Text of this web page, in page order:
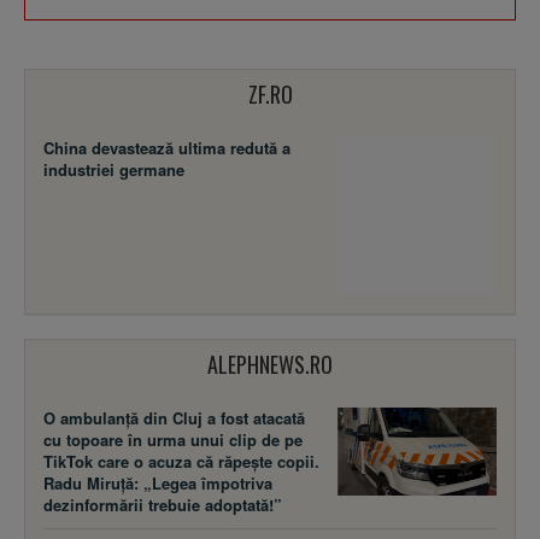
ZF.RO
China devastează ultima redută a
industriei germane
ALEPHNEWS.RO
O ambulanță din Cluj a fost atacată
cu topoare în urma unui clip de pe
TikTok care o acuza că răpește copii.
Radu Miruță: „Legea împotriva
dezinformării trebuie adoptată!”